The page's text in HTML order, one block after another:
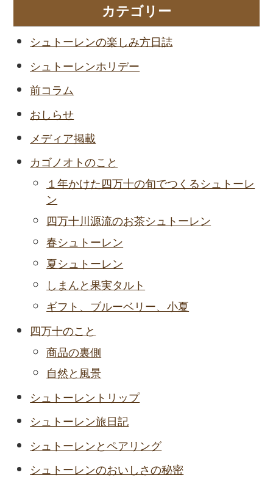
カテゴリー
シュトーレンの楽しみ方日誌
シュトーレンホリデー
前コラム
おしらせ
メディア掲載
カゴノオトのこと
１年かけた四万十の旬でつくるシュトーレ
ン
四万十川源流のお茶シュトーレン
春シュトーレン
夏シュトーレン
しまんと果実タルト
ギフト、ブルーベリー、小夏
四万十のこと
商品の裏側
自然と風景
シュトーレントリップ
シュトーレン旅日記
シュトーレンとペアリング
シュトーレンのおいしさの秘密